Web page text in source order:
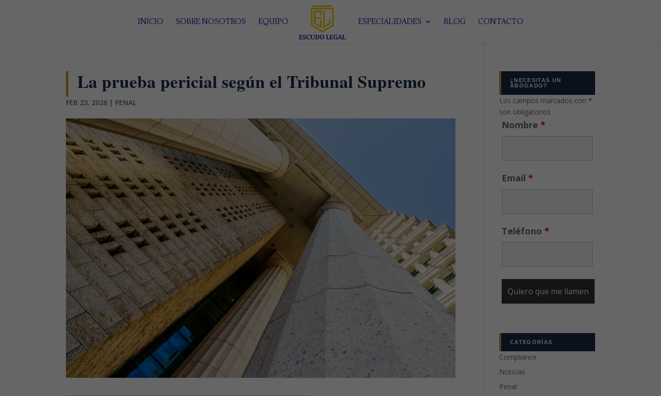
INICIO SOBRE NOSOTROS EQUIPO ESPECIALIDADES BLOG CONTACTO
La prueba pericial según el Tribunal Supremo
FEB 23, 2026 | PENAL
¿NECESITAS UN
ABOGADO?
Los campos marcados con*
son obligatorios
Nombre*
Email*
Teléfono*
CATEGORÍAS
Compliance
Noticias
Penal